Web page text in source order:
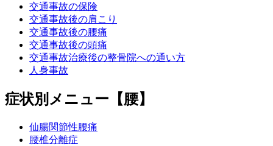
交通事故の保険
交通事故後の肩こり
交通事故後の腰痛
交通事故後の頭痛
交通事故治療後の整骨院への通い方
人身事故
症状別メニュー【腰】
仙腸関節性腰痛
腰椎分離症